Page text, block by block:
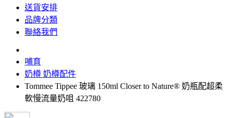
送貨安排
品牌分類
聯絡我們
哺育
奶樽 奶樽配件
Tommee Tippee 玻璃 150ml Closer to Nature® 奶瓶配超柔
軟慢流量奶咀 422780